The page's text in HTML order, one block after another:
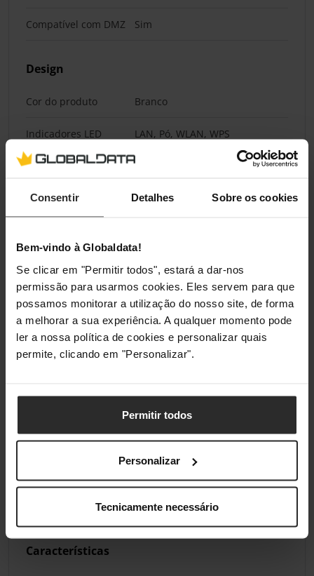
Consentir Detalhes Sobre os cookies
Bem-vindo à Globaldata!
Se clicar em "Permitir todos", estará a dar-nos
permissão para usarmos cookies. Eles servem para que
possamos monitorar a utilização do nosso site, de forma
a melhorar a sua experiência. A qualquer momento pode
ler a nossa política de cookies e personalizar quais
permite, clicando em "Personalizar".
Permitir todos
Personalizar
Tecnicamente necessário
Compatível com DMZ Sim
Design
Cor do produto Branco
Indicadores LED LAN, Pó, WLAN, WPS
Interruptor
Sim
Tipo de produto
Certificados de
conformidade
CE
Sustentabilidade
Externo
Quantidade de
2
Características